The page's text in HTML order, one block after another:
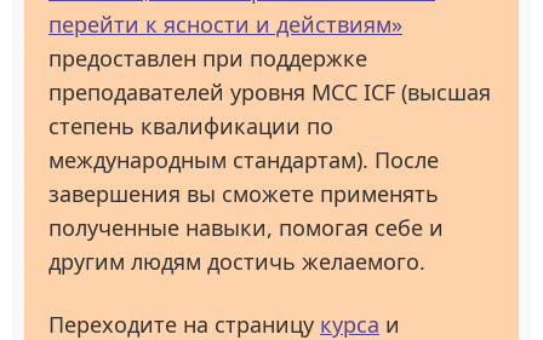
перейти к ясности и действиям»
предоставлен при поддержке
преподавателей уровня МСС ICF (высшая
степень квалификации по
международным стандартам). После
завершения вы сможете применять
полученные навыки, помогая себе и
другим людям достичь желаемого.
Переходите на страницу курса и